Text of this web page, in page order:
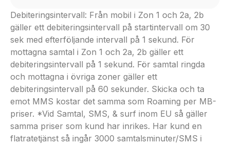
Debiteringsintervall: Från mobil i Zon 1 och 2a, 2b
gäller ett debiteringsintervall på startintervall om 30
sek med efterföljande intervall på 1 sekund. För
mottagna samtal i Zon 1 och 2a, 2b gäller ett
debiteringsintervall på 1 sekund. För samtal ringda
och mottagna i övriga zoner gäller ett
debiteringsintervall på 60 sekunder. Skicka och ta
emot MMS kostar det samma som Roaming per MB-
priser. *Vid Samtal, SMS, & surf inom EU så gäller
samma priser som kund har inrikes. Har kund en
flatratetjänst så ingår 3000 samtalsminuter/SMS i